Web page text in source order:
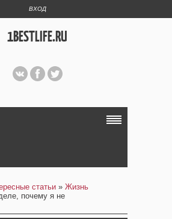
ВХОД
1BESTLIFE.RU
статьи » Жизнь
почему я не